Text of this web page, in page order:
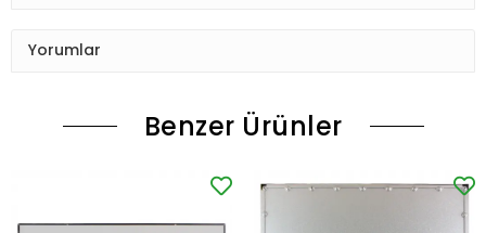
Yorumlar
Benzer Ürünler